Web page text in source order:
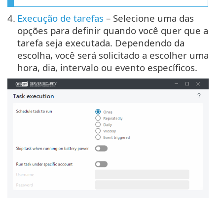
4. Execução de tarefas – Selecione uma das
opções para definir quando você quer que a
tarefa seja executada. Dependendo da
escolha, você será solicitado a escolher uma
hora, dia, intervalo ou evento específicos.